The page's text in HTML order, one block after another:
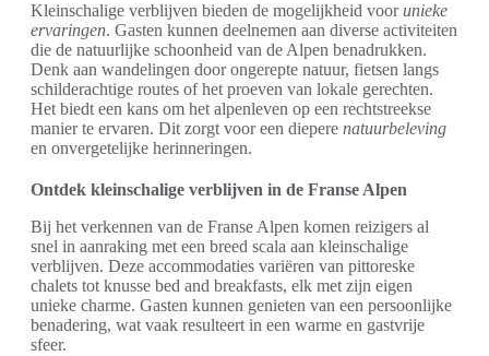
Kleinschalige verblijven bieden de mogelijkheid voorunieke
ervaringen. Gasten kunnen deelnemen aan diverse activiteiten
die de natuurlijke schoonheid van de Alpen benadrukken.
Denk aan wandelingen door ongerepte natuur, fietsen langs
schilderachtige routes of het proeven van lokale gerechten.
Het biedt een kans om het alpenleven op een rechtstreekse
manier te ervaren. Dit zorgt voor een diepere natuurbeleving
en onvergetelijke herinneringen.
Ontdek kleinschalige verblijven in de Franse Alpen
Bij het verkennen van de Franse Alpen komen reizigers al
snel in aanraking met een breed scala aan kleinschalige
verblijven. Deze accommodaties variëren van pittoreske
chalets tot knusse bed and breakfasts, elk met zijn eigen
unieke charme. Gasten kunnen genieten van een persoonlijke
benadering, wat vaak resulteert in een warme en gastvrije
sfeer.